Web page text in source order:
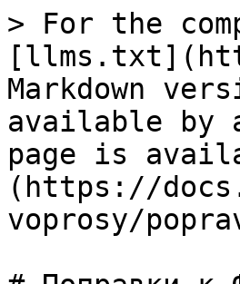
> For the
Markdown
available by
page is
(https://
voprosy/